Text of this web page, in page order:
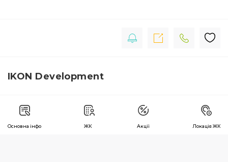
IKON Development
Основна інфо ЖК Акції Локація ЖК